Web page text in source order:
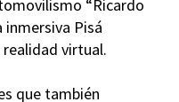
“Ricardo
inmersiva Pisá
realidad virtual.
que también